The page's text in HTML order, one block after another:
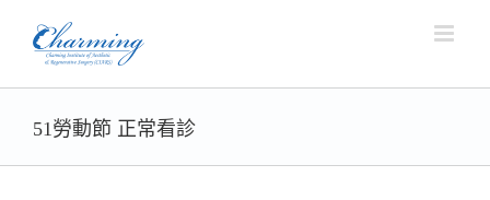
content
51勞動節 正常看診